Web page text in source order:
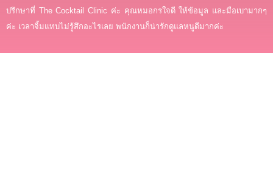
ปรึกษาที่ The Cocktail Clinic ค่ะ คุณหมอกรใจดี ให้ข้อมูล และมือเบามากๆ
ค่ะ เวลาจิ้มแทบไม่รู้สึกอะไรเลย พนักงานก็น่ารักดูแลหนูดีมากค่ะ